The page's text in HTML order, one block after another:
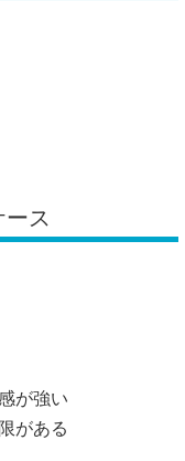
ス
が強い
がある